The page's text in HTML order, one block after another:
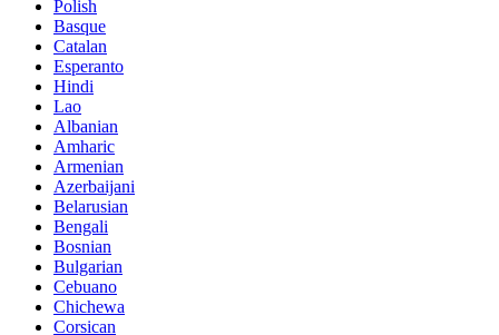
Polish
Basque
Catalan
Esperanto
Hindi
Lao
Albanian
Amharic
Armenian
Azerbaijani
Belarusian
Bengali
Bosnian
Bulgarian
Cebuano
Chichewa
Corsican